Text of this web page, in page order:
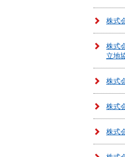
株式
株式
立地
株式
株式
株式